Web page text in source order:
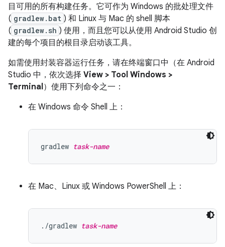
目可用的所有构建任务。它可作为 Windows 的批处理文件
( gradlew.bat ) 和 Linux 与 Mac 的 shell 脚本
( gradlew.sh ) 使用，而且您可以从使用 Android Studio 创
建的每个项目的根目录启动该工具。
如需使用封装容器运行任务，请在终端窗口中（在 Android
Studio 中，依次选择 View > Tool Windows >
Terminal）使用下列命令之一：
在 Windows 命令 Shell 上：
gradlew task-name
在 Mac、Linux 或 Windows PowerShell 上：
./gradlew task-name